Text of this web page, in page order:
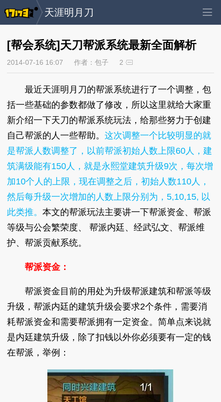
天涯明月刀
[帮会系统]天刀帮派系统最新全面解析
2014-07-16 16:07 作者：包子 2
最近天涯明月刀的帮派系统进行了一个调整，包
括一些基础的参数都做了修改，所以这里就给大家重
新介绍一下天刀的帮派系统玩法，给那些努力于创建
自己帮派的人一些帮助。这次调整一个比较明显的就
是帮派人数调整了，以前帮派初始人数上限60人，建
筑满级能有150人，就是永熙堂建筑升级9次，每次增
加10个人的上限，现在调整之后，初始人数110人，
然后每升级一次增加的人数上限分别为，5,10,15, 以
此类推。本文的帮派玩法主要讲一下帮派资金、帮派
等级与公会繁荣度、 帮派内廷、经武弘文、帮派维
护、帮派贡献系统。
帮派资金：
帮派资金目前的用处为升级帮派建筑和帮派等级
升级，帮派内廷的建筑升级会要求2个条件，需要消
耗帮派资金和需要帮派拥有一定资金。简单点来说就
是内廷建筑升级，除了扣钱以外你必须要有一定的钱
在帮派，举例：